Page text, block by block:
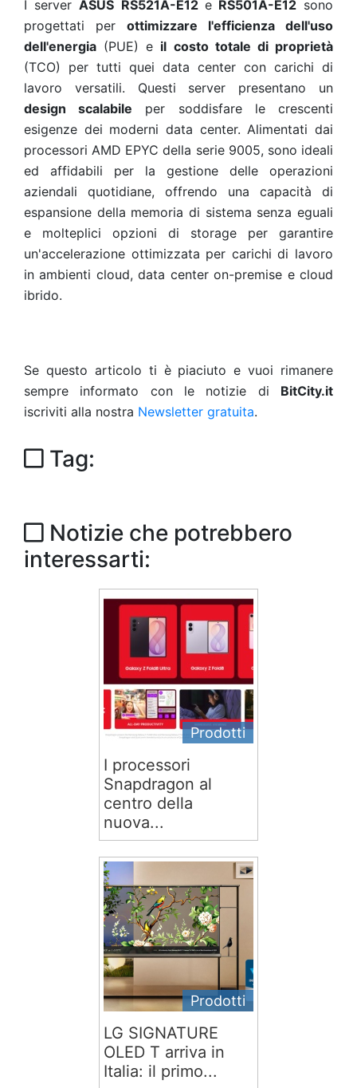
I server ASUS RS521A-E12 e RS501A-E12 sono
progettati per
ottimizzare l'efficienza dell'uso
dell'energia (PUE) e il costo totale di proprietà
(TCO) per tutti quei data center con carichi di
lavoro versatili. Questi server presentano un
design scalabile
per soddisfare le crescenti
esigenze dei moderni data center. Alimentati dai
processori AMD EPYC della serie 9005, sono ideali
ed affidabili per la gestione delle operazioni
aziendali quotidiane, offrendo una capacità di
espansione della memoria di sistema senza eguali
e molteplici opzioni di storage per garantire
un'accelerazione ottimizzata per carichi di lavoro
in ambienti cloud, data center on-premise e cloud
ibrido.
Se questo articolo ti è piaciuto e vuoi rimanere
sempre informato con le notizie di BitCity.it
iscriviti alla nostra Newsletter gratuita.
Tag:
Notizie che potrebbero
interessarti:
Prodotti
I processori
Snapdragon al
centro della
nuova...
Prodotti
LG SIGNATURE
OLED T arriva in
Italia: il primo...